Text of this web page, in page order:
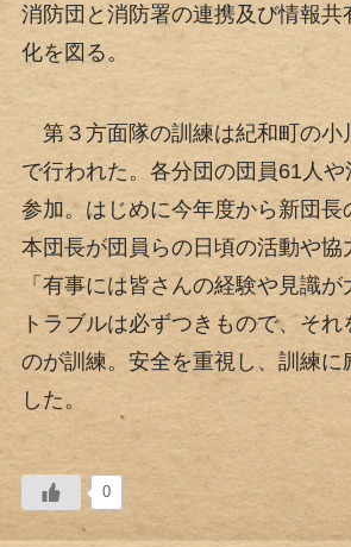
消防団と消防署の連携及び情報共
化を図る。
第３方面隊の訓練は紀和町の小
で行われた。各分団の団員61人
参加。はじめに今年度から新団長
本団長が団員らの日頃の活動や協
「有事には皆さんの経験や見識が
トラブルは必ずつきもので、それ
のが訓練。安全を重視し、訓練に
した。
0